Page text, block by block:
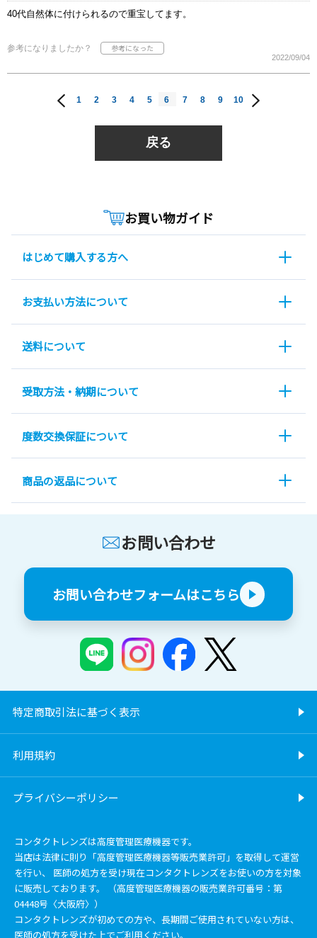
40代自然体に付けられるので重宝してます。
参考になりましたか？
2022/09/04
1 2 3 4 5 6 7 8 9 10
戻る
お買い物ガイド
はじめて購入する方へ
お支払い方法について
送料について
受取方法・納期について
度数交換保証について
商品の返品について
お問い合わせ
お問い合わせフォームはこちら
特定商取引法に基づく表示
利用規約
プライバシーポリシー
コンタクトレンズは高度管理医療機器です。
当店は法律に則り「高度管理医療機器等販売業許可」を取得して運営
を行い、 医師の処方を受け現在コンタクトレンズをお使いの方を対象
に販売しております。 （高度管理医療機器の販売業許可番号：第
04448号〈大阪府〉）
コンタクトレンズが初めての方や、長期間ご使用されていない方は、
医師の処方を受けた上でご利用ください。